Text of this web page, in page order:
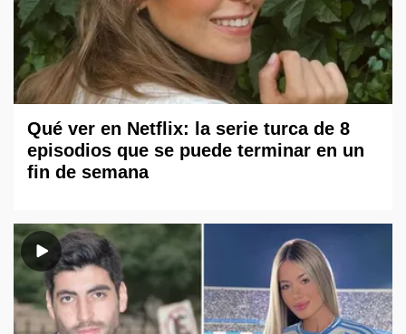
Qué ver en Netflix: la serie turca de 8
episodios que se puede terminar en un
fin de semana